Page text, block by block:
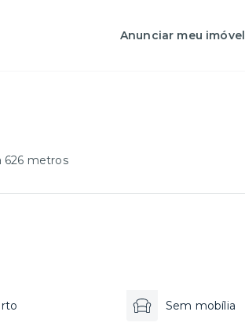
Anunciar meu imóvel
626 metros
Sem mobília